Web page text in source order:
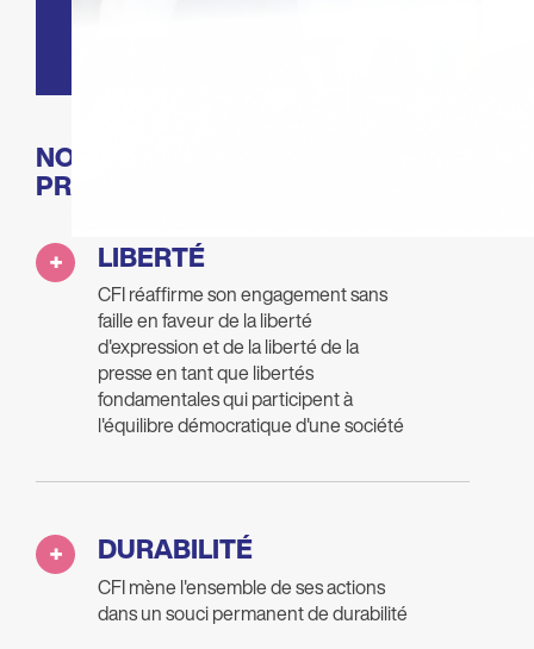
NOTRE DÉCLARATION DE
PRINCIPES
LIBERTÉ
CFI réaffirme son engagement sans
faille en faveur de la liberté
d'expression et de la liberté de la
presse en tant que libertés
fondamentales qui participent à
l'équilibre démocratique d'une société
DURABILITÉ
CFI mène l'ensemble de ses actions
dans un souci permanent de durabilité